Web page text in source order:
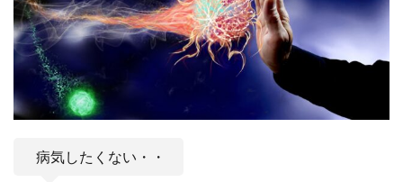
病気したくない・・